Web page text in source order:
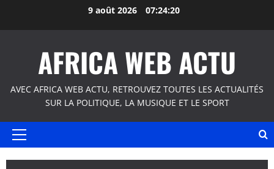
9 août 2026 07:24:20
AFRICA WEB ACTU
AVEC AFRICA WEB ACTU, RETROUVEZ TOUTES LES ACTUALITÉS
SUR LA POLITIQUE, LA MUSIQUE ET LE SPORT
Menu